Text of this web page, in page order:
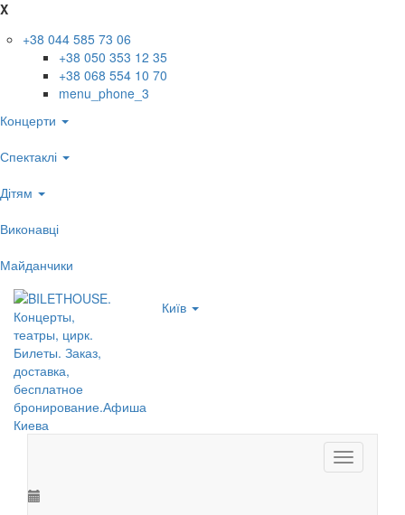
X
+38 044 585 73 06
+38 050 353 12 35
+38 068 554 10 70
menu_phone_3
Концерти
Спектаклі
Дітям
Виконавці
Майданчики
Київ
Toggle
navigation